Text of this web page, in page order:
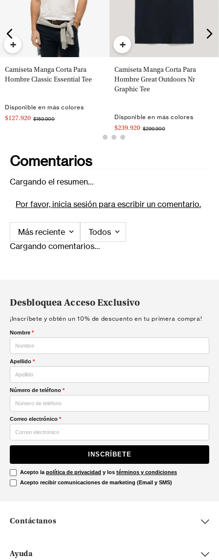
+
Camiseta Manga Corta Para
Hombre Classic Essential Tee
Disponible en más colores
$127.920 $159.900
+
Camiseta Manga Corta Para
Hombre Great Outdoors Nr
Graphic Tee
Disponible en más colores
$239.920 $299.900
Comentarios
Cargando el resumen…
Por favor, inicia sesión para escribir un comentario.
Más reciente
Todos
Cargando comentarios…
Desbloquea Acceso Exclusivo
¡Inscríbete y obtén un 10% de descuento en tu primera compra!
Nombre *
Apellido *
Número de teléfono *
Correo electrónico *
INSCRÍBETE
Acepto la política de privacidad y los términos y condiciones
Acepto recibir comunicaciones de marketing (Email y SMS)
Contáctanos
Ayuda